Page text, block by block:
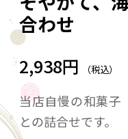
合わせ
2,938円 （税込）
当店自慢の和菓子
との詰合せです。